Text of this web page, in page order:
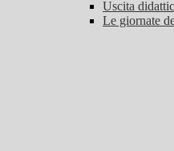
Uscita
Le giornate